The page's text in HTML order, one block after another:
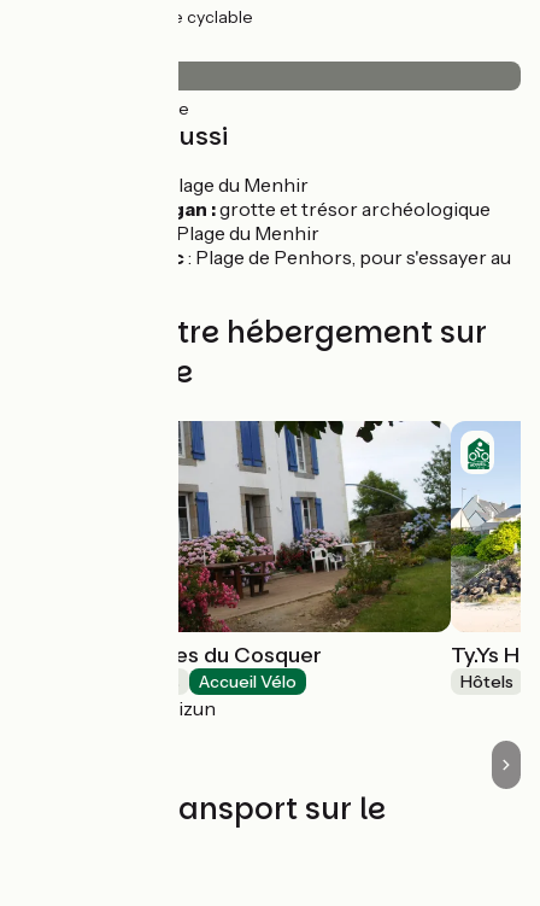
(1%) Voie cyclable
(100%) Lisse
À découvrir aussi
Plage du Menhir
Menez Drégan :grotte et trésor archéologique
: Plage du Menhir
Pouldreuzic: Plage de Penhors, pour s'essayer au
Trouvez votre hébergement sur
cette étape
Chambre d'Hôtes du Cosquer
Accueil Vélo
Beuzec-Cap-Sizun
Ty.Ys
Hôtels
Trains et transport sur le